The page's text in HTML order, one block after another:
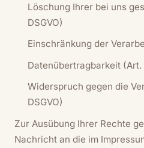
Löschung Ihrer bei uns
DSGVO)
Einschränkung der
Datenübertragbarkeit (Art.
Widerspruch gegen die
DSGVO)
Zur Ausübung Ihrer Rechte
Nachricht an die im